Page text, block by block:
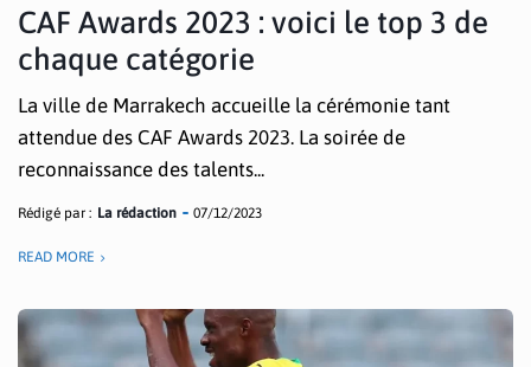
CAF Awards 2023 : voici le top 3 de
chaque catégorie
La ville de Marrakech accueille la cérémonie tant
attendue des CAF Awards 2023. La soirée de
reconnaissance des talents...
Rédigé par : La rédaction 07/12/2023
READ MORE